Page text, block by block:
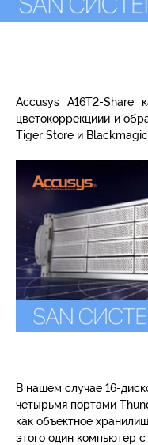
Accusys A16T2-Share
цветокоррекциии и
Tiger Store и
В нашем случае 16-
четырьмя портами
как объектное
этого один компьютер